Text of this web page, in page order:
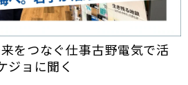
をつなぐ仕事――古野電気で活
ジョに聞く